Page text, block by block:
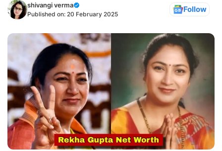
shivangi verma
Published on: 20 February 2025 Follow